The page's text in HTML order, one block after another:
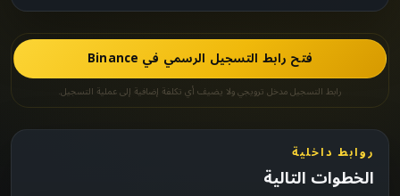
فتح رابط التسجيل الرسمي في Binance
رابط التسجيل مدخل ترويجي ولا يضيف أي تكلفة إضافية إلى عملية التسجيل.
روابط داخلية
الخطوات التالية